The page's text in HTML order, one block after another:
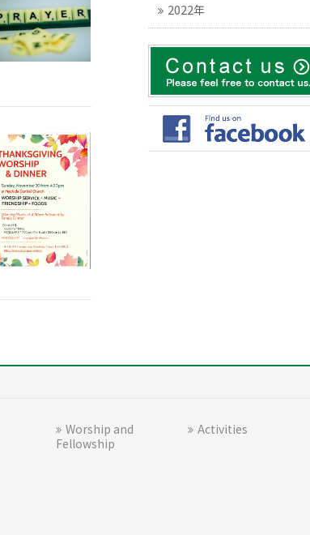
2022年
Worship and
Fellowship
Activities